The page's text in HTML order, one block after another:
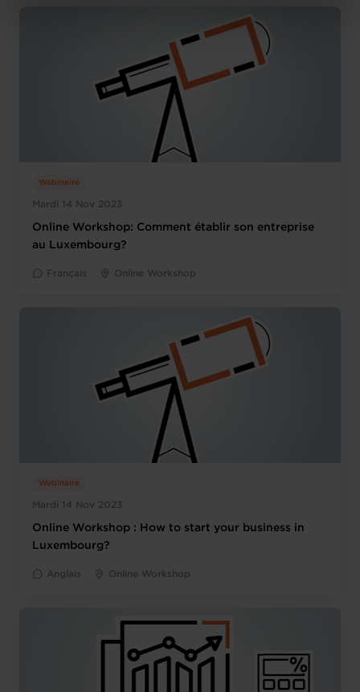
protection des données personnelles.
Mardi 14 Nov 2023
Webinaire
Online Workshop: Comment établir son entreprise
au Luxembourg?
Français Online Workshop
Mardi 14 Nov 2023
Webinaire
Online Workshop : How to start your business in
Luxembourg?
Anglais Online Workshop